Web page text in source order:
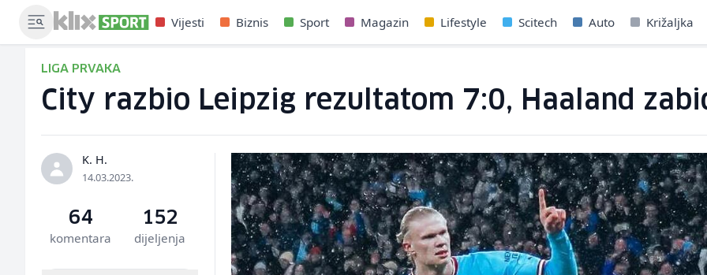
Vijesti Biznis Sport Magazin Lifestyle Scitech Auto Križaljka
LIGA PRVAKA
City razbio Leipzig rezultatom 7:0, Haaland
K. H.
14.03.2023.
64
komentara
152
dijeljenja